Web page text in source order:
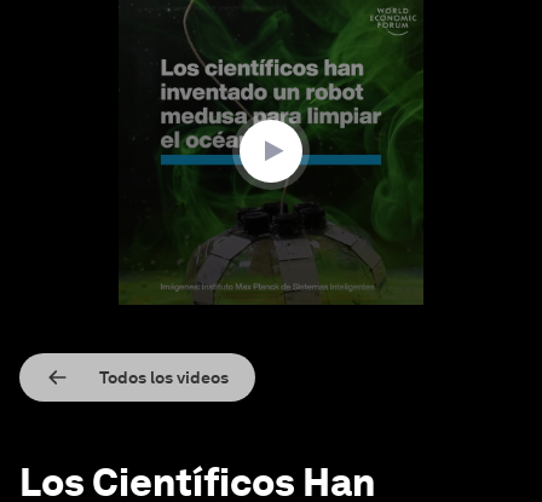
Todos los videos
Los Científicos Han